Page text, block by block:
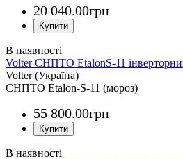
20 040.00грн
Volter СНПТО EtalonS-11
Volter (Україна)
СНПТО Etalon-S-11 (мороз)
55 800.00грн